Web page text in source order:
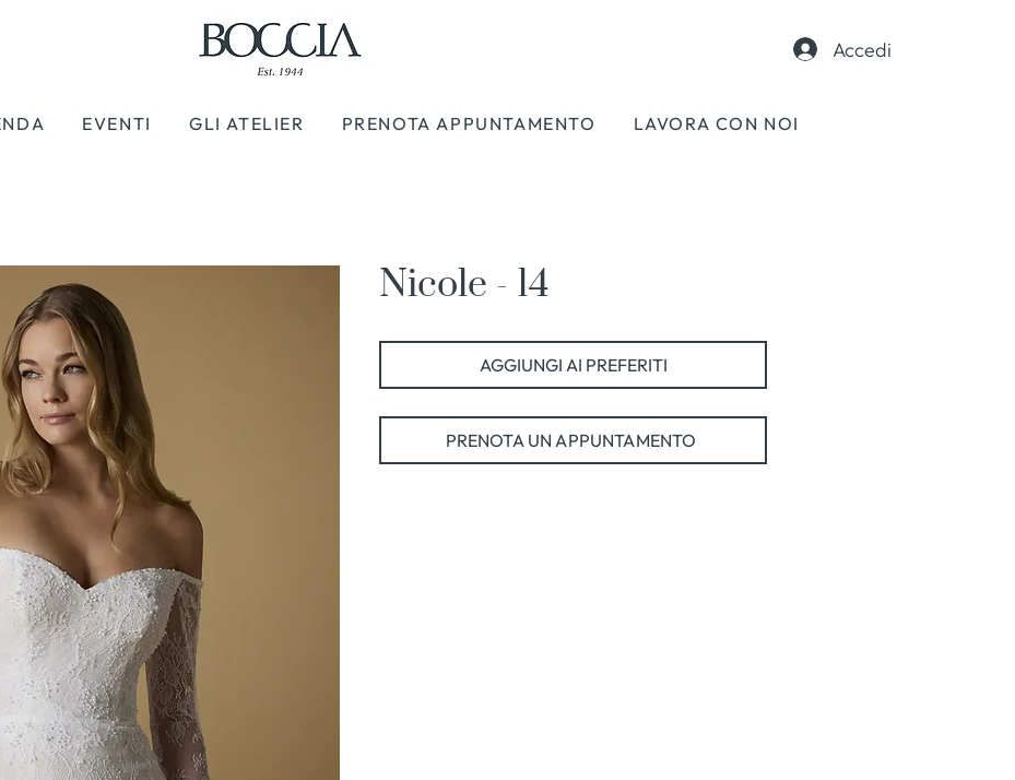
Accedi
EVENTI GLI ATELIER PRENOTA APPUNTAMENTO LAVORA CON NOI
Nicole - 14
AGGIUNGI AI PREFERITI
PRENOTA UN APPUNTAMENTO